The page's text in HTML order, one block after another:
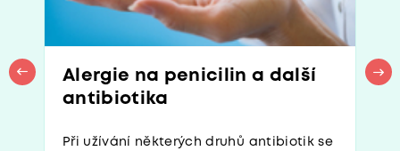
Alergie na penicilin a další
antibiotika
Při užívání některých druhů antibiotik se